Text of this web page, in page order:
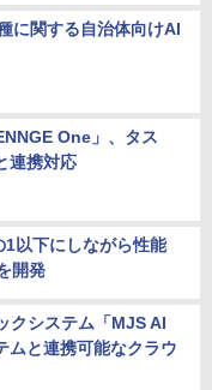
に関する自治体向けAI
One」、タス
連携対応
以下にしながら性能
開発
クシステム「MJS AI
ムと連携可能なクラウ